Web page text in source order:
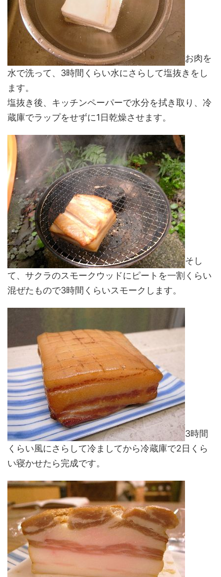
お肉を
水で洗って、3時間くらい水にさらして塩抜きをし
ます。
塩抜き後、キッチンペーパーで水分を拭き取り、冷
蔵庫でラップをせずに1日乾燥させます。
そし
て、サクラのスモークウッドにピートを一割くらい
混ぜたもので3時間くらいスモークします。
3時間
くらい風にさらして冷ましてから冷蔵庫で2日くら
い寝かせたら完成です。